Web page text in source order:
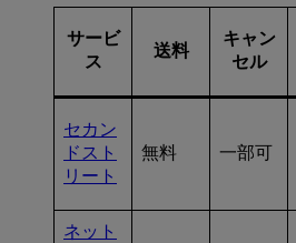
サービ
ス
送料
キャン
セル
セカン
ドスト
リート
無料 一部可
ネット